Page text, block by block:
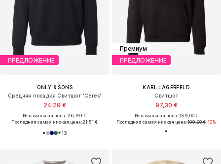
ПРЕДЛОЖЕНИЕ
ONLY & SONS
Средняя посадка Свитшот 'Ceres'
24,29 €
Изначальная цена: 26,99 €
Последняя самая низкая цена:21,51 €
+13
Премиум
ПРЕДЛОЖЕНИЕ
KARL LAGERFELD
Свитшот
97,30 €
Изначальная цена: 189,00 €
Последняя самая низкая цена:109,00 €-10%